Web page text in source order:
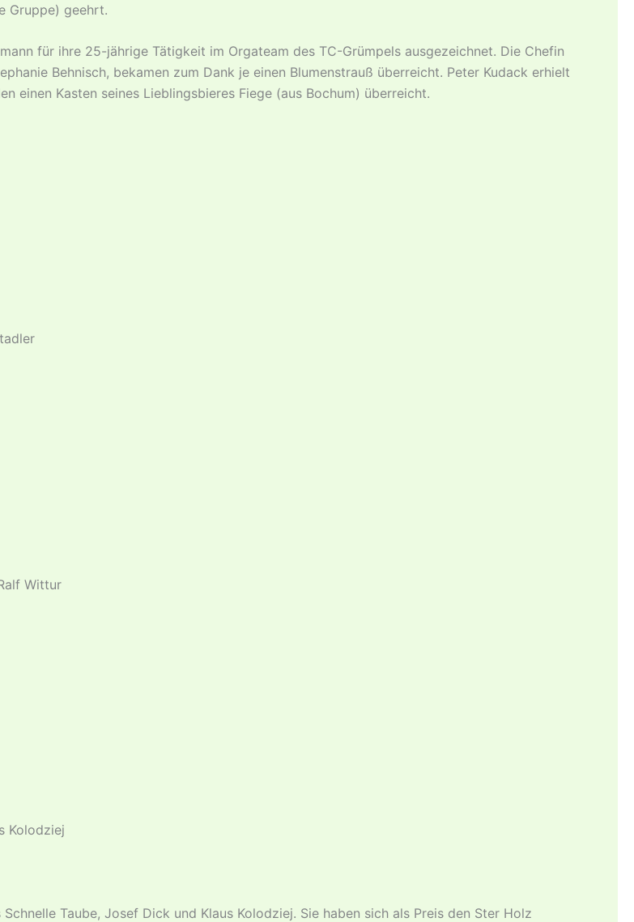
Gruppe) geehrt.
für ihre 25-jährige Tätigkeit im Orgateam des TC-Grümpels ausgezeichnet. Die Chefin
Behnisch, bekamen zum Dank je einen Blumenstrauß überreicht. Peter Kudack erhielt
einen Kasten seines Lieblingsbieres Fiege (aus Bochum) überreicht.
Wittur
Kolodziej
Taube, Josef Dick und Klaus Kolodziej. Sie haben sich als Preis den Ster Holz